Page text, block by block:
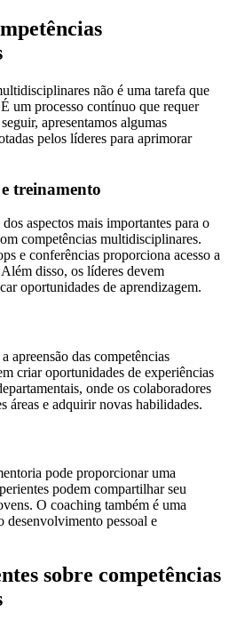
não é uma tarefa que
um processo contínuo que requer
apresentamos algumas
pelos líderes para aprimorar
treinamento
aspectos mais importantes para o
competências multidisciplinares.
e conferências proporciona acesso a
disso, os líderes devem
oportunidades de aprendizagem.
apreensão das competências
criar oportunidades de experiências
onde os colaboradores
áreas e adquirir novas habilidades.
pode proporcionar uma
podem compartilhar seu
O coaching também é uma
desenvolvimento pessoal e
sobre competências